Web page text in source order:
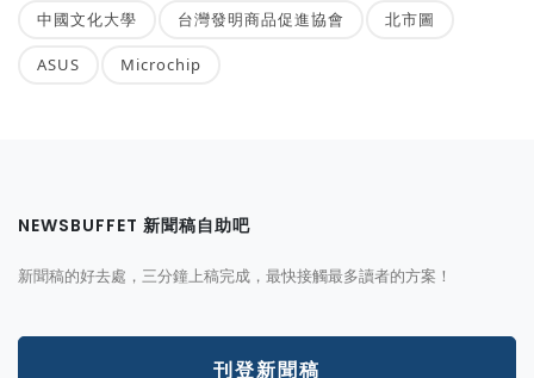
中國文化大學 台灣發明商品促進協會 北市圖
ASUS Microchip
NEWSBUFFET 新聞稿自助吧
新聞稿的好去處，三分鐘上稿完成，最快接觸最多讀者的方案！
刊登新聞稿